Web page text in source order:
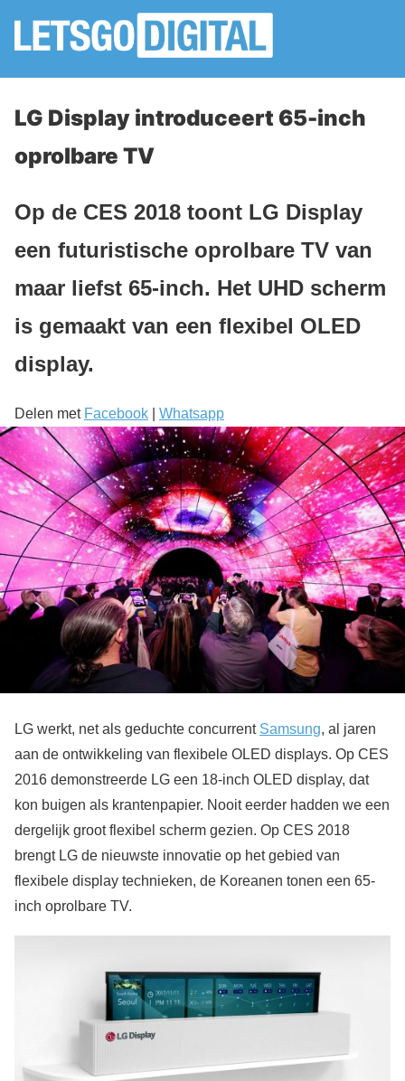
LG Display introduceert 65-inch
oprolbare TV
Op de CES 2018 toont LG Display
een futuristische oprolbare TV van
maar liefst 65-inch. Het UHD scherm
is gemaakt van een flexibel OLED
display.
Delen met Facebook Whatsapp
LG werkt, net als geduchte concurrent Samsung, al jaren
aan de ontwikkeling van flexibele OLED displays. Op CES
2016 demonstreerde LG een 18-inch OLED display, dat
kon buigen als krantenpapier. Nooit eerder hadden we een
dergelijk groot flexibel scherm gezien. Op CES 2018
brengt LG de nieuwste innovatie op het gebied van
flexibele display technieken, de Koreanen tonen een 65-
inch oprolbare TV.